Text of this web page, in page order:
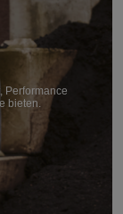
Performance
bieten.